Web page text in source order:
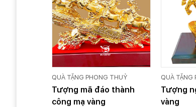
QUÀ TẶNG PHONG THUỶ
Tượng mã đáo thành
công mạ vàng
QUÀ TẶNG
Tượng
vàng